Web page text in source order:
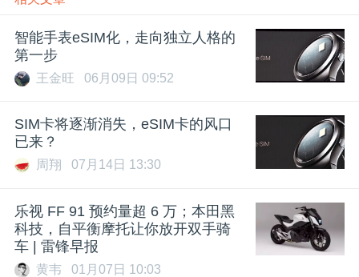
智能手表eSIM化，走向独立人格的
第一步
王金旺 06月09日 09:52
SIM卡将逐渐消失，eSIM卡的风口
已来？
周翔 07月14日 13:30
乐视 FF 91 预约量超 6 万；本田黑
科技，自平衡摩托让你放开双手骑
车 | 雷锋早报
黄韦 01月07日 10:03